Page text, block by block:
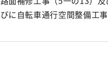
びに自転車通行空間整備工